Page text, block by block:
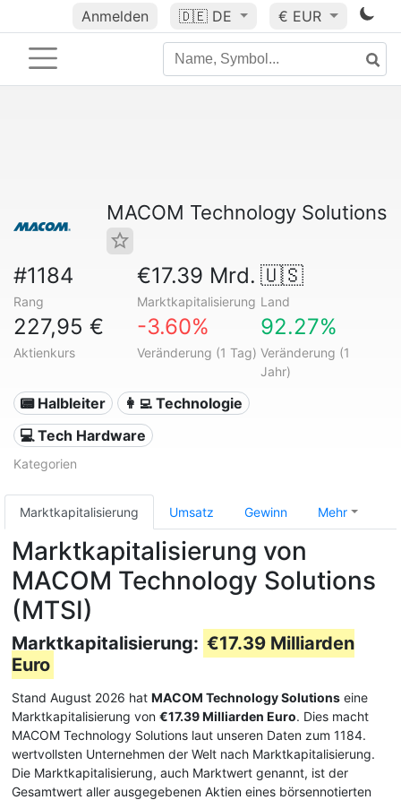
Anmelden 🇩🇪 DE € EUR
MACOM Technology Solutions
#1184
Rang
€17.39 Mrd.
Marktkapitalisierung
🇺🇸
Land
227,95 €
Aktienkurs
-3.60%
Veränderung (1 Tag)
92.27%
Veränderung (1
Jahr)
📟 Halbleiter
👩‍💻 Technologie
💻 Tech Hardware
Kategorien
Marktkapitalisierung Umsatz Gewinn Mehr
Marktkapitalisierung von
MACOM Technology Solutions
(MTSI)
Marktkapitalisierung: €17.39 Milliarden
Euro
Stand August 2026 hat MACOM Technology Solutions eine
Marktkapitalisierung von €17.39 Milliarden Euro. Dies macht
MACOM Technology Solutions laut unseren Daten zum 1184.
wertvollsten Unternehmen der Welt nach Marktkapitalisierung.
Die Marktkapitalisierung, auch Marktwert genannt, ist der
Gesamtwert aller ausgegebenen Aktien eines börsennotierten